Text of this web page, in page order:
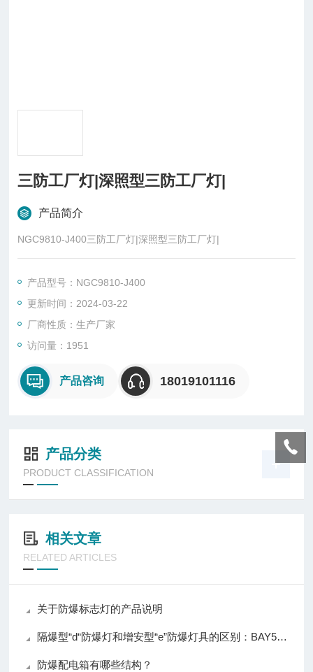
三防工厂灯|深照型三防工厂灯|
产品简介
NGC9810-J400三防工厂灯|深照型三防工厂灯|
产品型号：NGC9810-J400
更新时间：2024-03-22
厂商性质：生产厂家
访问量：1951
产品咨询 18019101116
产品分类
PRODUCT CLASSIFICATION
相关文章
RELATED ARTICLES
关于防爆标志灯的产品说明
隔爆型“d“防爆灯和增安型“e”防爆灯具的区别：BAY51-2*36W和BAY51-Q-1*36W
防爆配电箱有哪些结构？